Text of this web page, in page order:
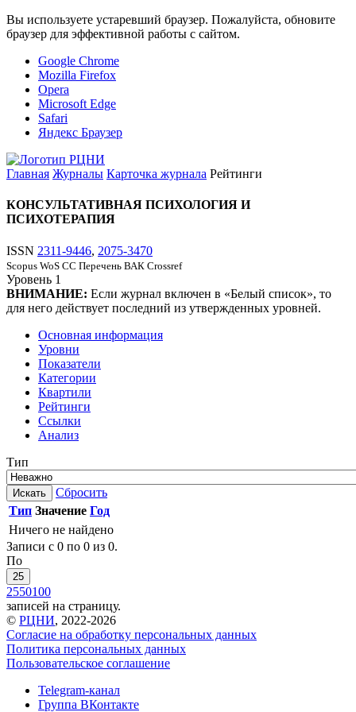
Вы используете устаревший браузер. Пожалуйста, обновите
браузер для эффективной работы с сайтом.
Google Chrome
Mozilla Firefox
Opera
Microsoft Edge
Safari
Яндекс Браузер
Главная Журналы Карточка журнала Рейтинги
КОНСУЛЬТАТИВНАЯ ПСИХОЛОГИЯ И
ПСИХОТЕРАПИЯ
ISSN 2311-9446, 2075-3470
Scopus WoS CC Перечень ВАК Crossref
Уровень 1
ВНИМАНИЕ: Если журнал включен в «Белый список», то
для него действует последний из утвержденных уровней.
Основная информация
Уровни
Показатели
Категории
Квартили
Рейтинги
Ссылки
Анализ
Тип
Искать
Сбросить
Тип Значение Год
Ничего не найдено
Записи с 0 по 0 из 0.
По
25
2550100
записей на страницу.
© РЦНИ, 2022-2026
Согласие на обработку персональных данных
Политика персональных данных
Пользовательское соглашение
Telegram-канал
Группа ВКонтакте